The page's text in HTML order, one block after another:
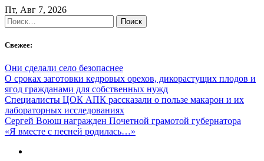
Skip
to
content
Пт, Авг 7, 2026
Найти:
Свежее:
Они сделали село безопаснее
О сроках заготовки кедровых орехов, дикорастущих плодов и
ягод гражданами для собственных нужд
Специалисты ЦОК АПК рассказали о пользе макарон и их
лабораторных исследованиях
Сергей Воюш награжден Почетной грамотой губернатора
«Я вместе с песней родилась…»